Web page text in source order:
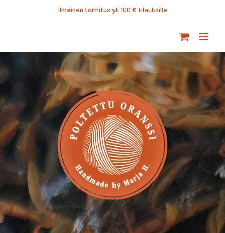
Ilmainen toimitus yli 100 € tilauksille